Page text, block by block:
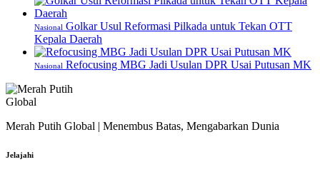
Nasional Golkar Usul Reformasi Pilkada untuk Tekan OTT
Kepala Daerah
Nasional Refocusing MBG Jadi Usulan DPR Usai Putusan MK
Merah Putih Global | Menembus Batas, Mengabarkan Dunia
Jelajahi